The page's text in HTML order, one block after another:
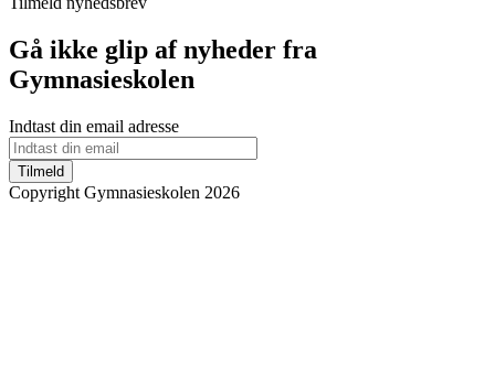
Gå ikke glip af nyheder fra
Gymnasieskolen
Indtast din email adresse
Tilmeld
Copyright Gymnasieskolen 2026